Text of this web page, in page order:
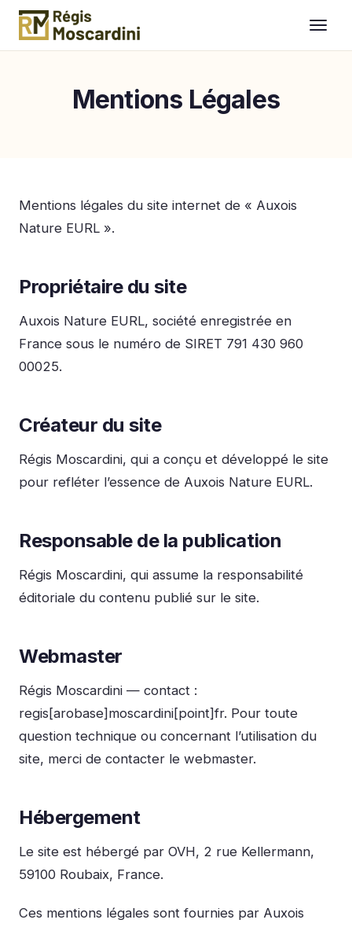
Aller au contenu
Mentions Légales
Mentions légales du site internet de « Auxois
Nature EURL ».
Propriétaire du site
Auxois Nature EURL, société enregistrée en
France sous le numéro de SIRET 791 430 960
00025.
Créateur du site
Régis Moscardini, qui a conçu et développé le site
pour refléter l’essence de Auxois Nature EURL.
Responsable de la publication
Régis Moscardini, qui assume la responsabilité
éditoriale du contenu publié sur le site.
Webmaster
Régis Moscardini — contact :
regis[arobase]moscardini[point]fr. Pour toute
question technique ou concernant l’utilisation du
site, merci de contacter le webmaster.
Hébergement
Le site est hébergé par OVH, 2 rue Kellermann,
59100 Roubaix, France.
Ces mentions légales sont fournies par Auxois